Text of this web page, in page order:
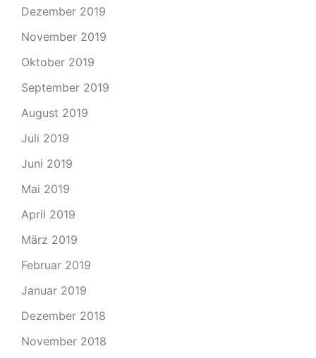
Dezember 2019
November 2019
Oktober 2019
September 2019
August 2019
Juli 2019
Juni 2019
Mai 2019
April 2019
März 2019
Februar 2019
Januar 2019
Dezember 2018
November 2018